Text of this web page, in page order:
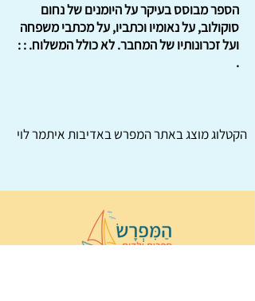
הספר מבוסס בעיקר על היומנים של נחום
סוקולוב, על נאומיו וכתביו, על מכתבי משפחה
ועל זכרונותיו של המחבר. לא כולל המשלוח. : :
.
הקטלוג מוצג באתרהמפרשבאדיבות איתמר לוי